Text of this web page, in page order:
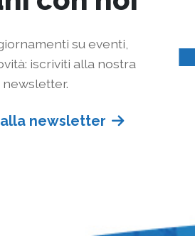
su eventi,
iscriviti alla nostra
newsletter.
newsletter